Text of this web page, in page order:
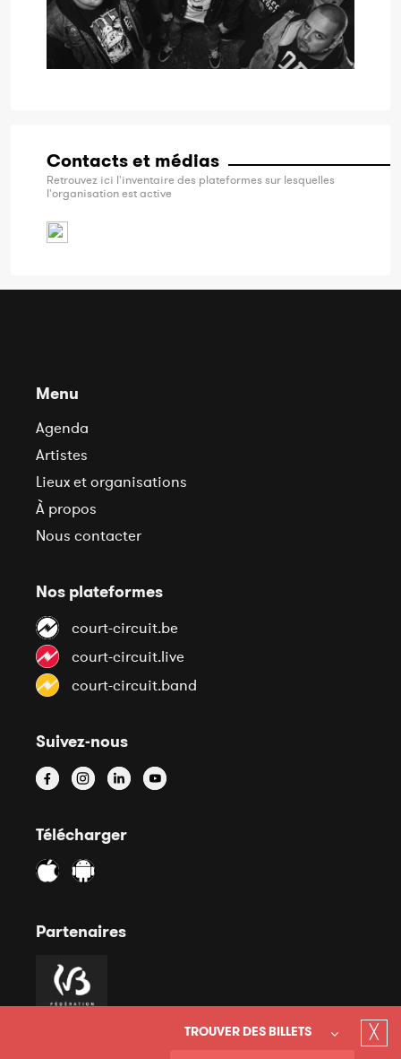
╳
TROUVER DES BILLETS
Contacts et médias
Retrouvez ici l'inventaire des plateformes sur lesquelles
l'organisation est active
Menu
Agenda
Artistes
Lieux et organisations
À propos
Nous contacter
Nos plateformes
court-circuit.be
court-circuit.live
court-circuit.band
Suivez-nous
Télécharger
Partenaires